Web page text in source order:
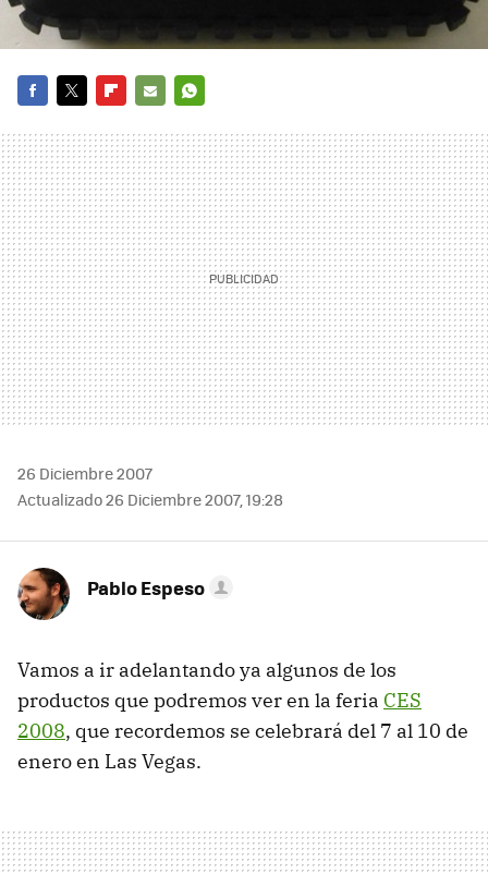
MAIL
26 Diciembre 2007
Actualizado 26 Diciembre 2007, 19:28
Pablo Espeso
Vamos a ir adelantando ya algunos de los
productos que podremos ver en la feria CES
2008, que recordemos se celebrará del 7 al 10 de
enero en Las Vegas.